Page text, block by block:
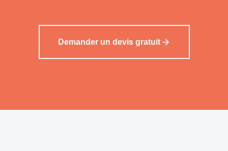
Demander un devis gratuit